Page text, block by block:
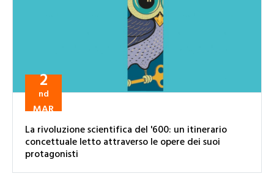
2
nd
MAR
La rivoluzione scientifica del '600: un itinerario
concettuale letto attraverso le opere dei suoi
protagonisti